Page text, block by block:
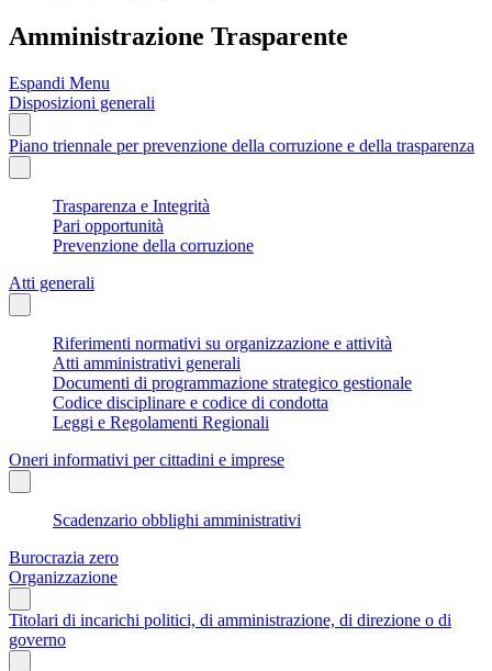
Amministrazione Trasparente
Espandi Menu
Disposizioni generali
Piano triennale per prevenzione della corruzione e della trasparenza
Trasparenza e Integrità
Pari opportunità
Prevenzione della corruzione
Atti generali
Riferimenti normativi su organizzazione e attività
Atti amministrativi generali
Documenti di programmazione strategico gestionale
Codice disciplinare e codice di condotta
Leggi e Regolamenti Regionali
Oneri informativi per cittadini e imprese
Scadenzario obblighi amministrativi
Burocrazia zero
Organizzazione
Titolari di incarichi politici, di amministrazione, di direzione o di
governo